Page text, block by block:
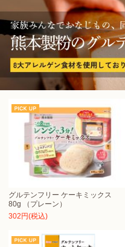
グルテンフリー ケーキミックス
80g （プレーン）
302円(税込)